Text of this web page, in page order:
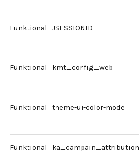
Funktional JSESSIONID
Funktional kmt_config_web
Funktional theme-ui-color-mode
Funktional ka_campain_attribution